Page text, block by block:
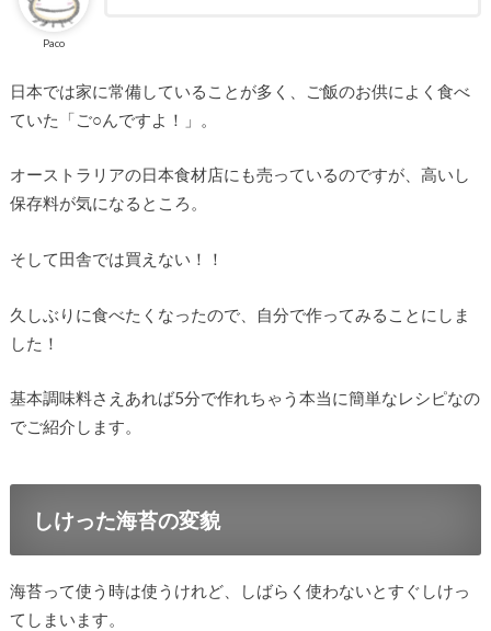
Paco
日本では家に常備していることが多く、ご飯のお供によく食べ
ていた「ご○んですよ！」。
オーストラリアの日本食材店にも売っているのですが、高いし
保存料が気になるところ。
そして田舎では買えない！！
久しぶりに食べたくなったので、自分で作ってみることにしま
した！
基本調味料さえあれば5分で作れちゃう本当に簡単なレシピなの
でご紹介します。
しけった海苔の変貌
海苔って使う時は使うけれど、しばらく使わないとすぐしけっ
てしまいます。